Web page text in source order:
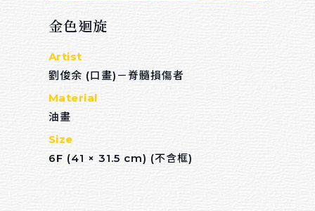
金色迴旋
Artist
劉俊余 (口畫)－脊髓損傷者
Material
油畫
Size
6F (41 × 31.5 cm) (不含框)